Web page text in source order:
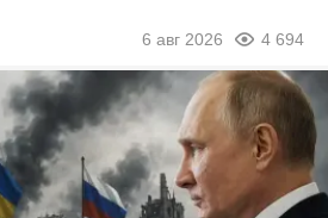
6 авг 2026 4 694